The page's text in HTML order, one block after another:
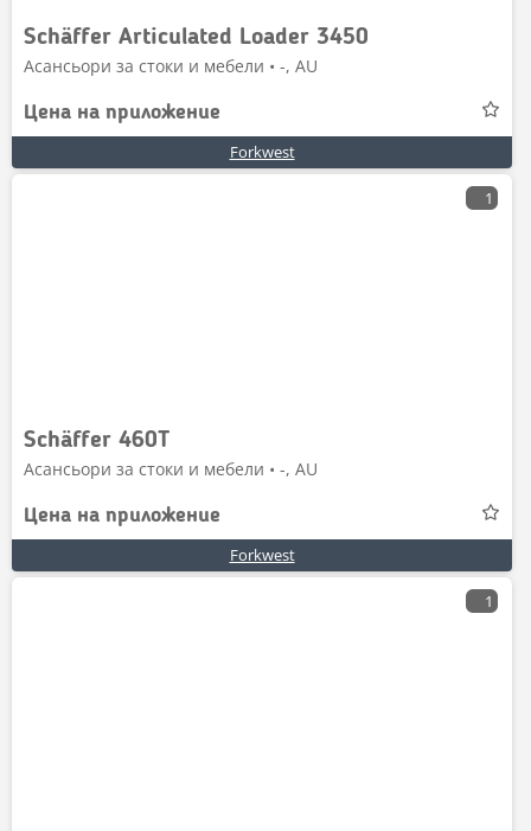
Schäffer Articulated Loader 3450
Асансьори за стоки и мебели • -, AU
Цена на приложение
Forkwest
1
Schäffer 460T
Асансьори за стоки и мебели • -, AU
Цена на приложение
Forkwest
1